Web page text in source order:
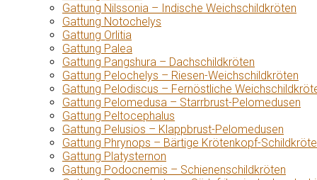
Gattung Nilssonia – Indische Weichschildkröten
Gattung Notochelys
Gattung Orlitia
Gattung Palea
Gattung Pangshura – Dachschildkröten
Gattung Pelochelys – Riesen-Weichschildkröten
Gattung Pelodiscus – Fernöstliche
Gattung Pelomedusa – Starrbrust-Pelomedusen
Gattung Peltocephalus
Gattung Pelusios – Klappbrust-Pelomedusen
Gattung Phrynops – Bärtige Krötenkopf-
Gattung Platysternon
Gattung Podocnemis – Schienenschildkröten